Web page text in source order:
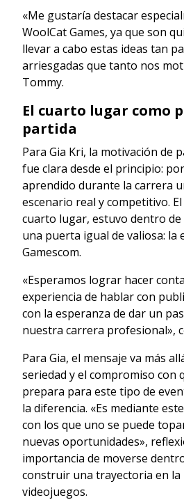
«Me gustaría destacar
WoolCat Games, ya que son
llevar a cabo estas ideas tan
arriesgadas que tanto nos
Tommy.
El cuarto lugar como
partida
Para Gia Kri, la motivación de
fue clara desde el principio:
aprendido durante la carrera
escenario real y competitivo.
cuarto lugar, estuvo dentro
una puerta igual de valiosa: la
Gamescom.
«Esperamos lograr hacer
experiencia de hablar con
con la esperanza de dar un
nuestra carrera profesional»,
Para Gia, el mensaje va más
seriedad y el compromiso con
prepara para este tipo de
la diferencia. «Es mediante
con los que uno se puede
nuevas oportunidades»,
importancia de moverse
construir una trayectoria en la
videojuegos.